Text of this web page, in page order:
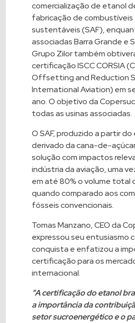
comercialização de etanol
fabricação de combustíveis
sustentáveis (SAF),
associadas Barra Grande e
Grupo Zilor também
certificação ISCC CORSIA
Offsetting and Reduction
International Aviation) em
ano. O objetivo da
todas as usinas associadas.
O SAF, produzido a partir
derivado da cana-de-
solução com impactos
indústria da aviação, uma
em até 80% o volume total
quando comparado aos
fósseis convencionais.
Tomas Manzano, CEO da
expressou seu entusiasmo
conquista e enfatizou a
certificação para os
internacional.
“A certificação do etanol
a importância da
setor sucroenergético e o